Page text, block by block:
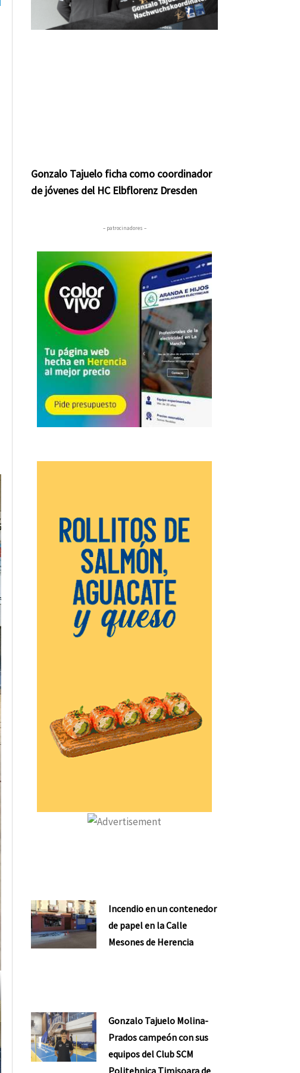
Gonzalo Tajuelo ficha como coordinador
de jóvenes del HC Elbflorenz Dresden
– patrocinadores –
Incendio en un contenedor
de papel en la Calle
Mesones de Herencia
Gonzalo Tajuelo Molina-
Prados campeón con sus
equipos del Club SCM